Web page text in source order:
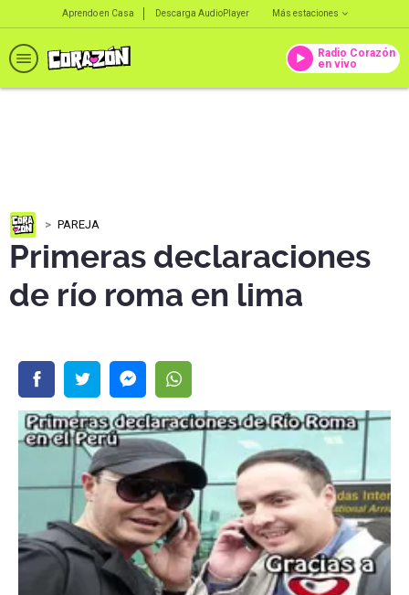
Aprendo en Casa Descarga AudioPlayer Más estaciones
Radio Corazón
en vivo
PAREJA
Primeras declaraciones
de río roma en lima